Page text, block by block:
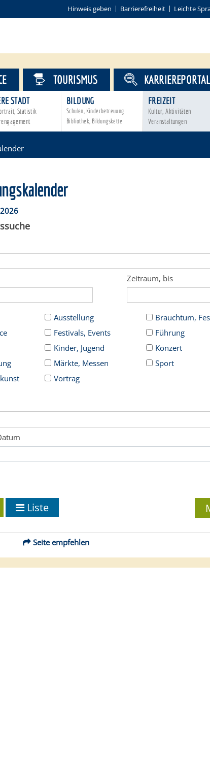
Hinweis geben Barrierefreiheit Leichte
STADT
Statistik
BILDUNG
Schulen, Kinderbetreuung
Bibliothek, Bildungskette
FREIZEIT
Kultur, Aktivitäten
Veranstaltungen
TOURISMUS KARRIEREPORTAL
Zeitraum, bis
Ausstellung
Brauchtum,
Festivals, Events
Führung
Kinder, Jugend
Konzert
Märkte, Messen
Sport
Vortrag
Liste
Seite empfehlen